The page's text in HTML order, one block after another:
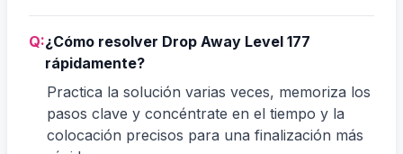
Q:¿Cómo resolver Drop Away Level 177
rápidamente?
Practica la solución varias veces, memoriza los
pasos clave y concéntrate en el tiempo y la
colocación precisos para una finalización más